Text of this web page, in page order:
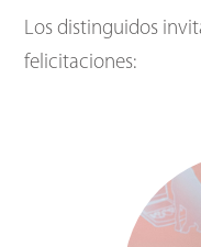
Los distinguidos
felicitaciones: